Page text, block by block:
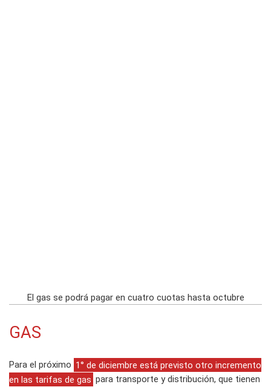
El gas se podrá pagar en cuatro cuotas hasta octubre
GAS
Para el próximo 1° de diciembre está previsto otro incremento
en las tarifas de gas para transporte y distribución, que tienen